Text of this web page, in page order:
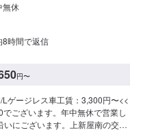
無休
8時間で返信
円〜
ゲージレス車工賃：3,300円〜<<
ございます。年中無休で営業し
にございます。上新屋南の交差